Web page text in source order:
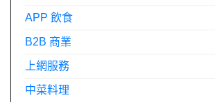
APP 飲食
B2B 商業
上網服務
中菜料理